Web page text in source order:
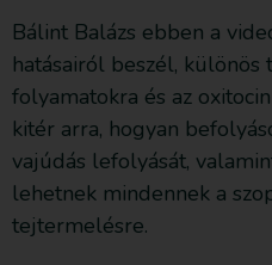
Bálint Balázs ebben a
hatásairól beszél,
folyamatokra és az
kitér arra, hogyan
vajúdás lefolyását,
lehetnek mindennek a
tejtermelésre.